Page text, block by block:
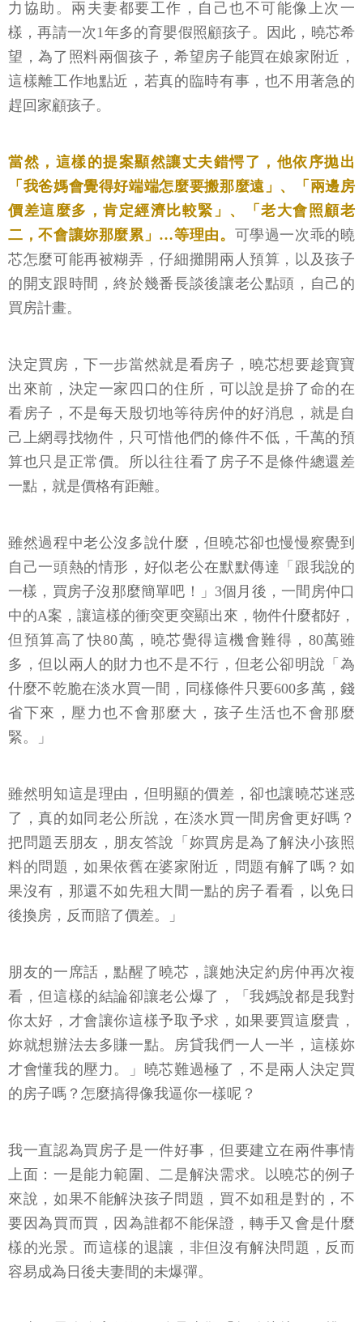
力協助。兩夫妻都要工作，自己也不可能像上次一
樣，再請一次1年多的育嬰假照顧孩子。因此，曉芯希
望，為了照料兩個孩子，希望房子能買在娘家附近，
這樣離工作地點近，若真的臨時有事，也不用著急的
趕回家顧孩子。
當然，這樣的提案顯然讓丈夫錯愕了，他依序拋出
「我爸媽會覺得好端端怎麼要搬那麼遠」、「兩邊房
價差這麼多，肯定經濟比較緊」、「老大會照顧老
二，不會讓妳那麼累」…等理由。 可學過一次乖的曉
芯怎麼可能再被糊弄，仔細攤開兩人預算，以及孩子
的開支跟時間，終於幾番長談後讓老公點頭，自己的
買房計畫。
決定買房，下一步當然就是看房子，曉芯想要趁寶寶
出來前，決定一家四口的住所，可以說是拚了命的在
看房子，不是每天殷切地等待房仲的好消息，就是自
己上網尋找物件，只可惜他們的條件不低，千萬的預
算也只是正常價。所以往往看了房子不是條件總還差
一點，就是價格有距離。
雖然過程中老公沒多說什麼，但曉芯卻也慢慢察覺到
自己一頭熱的情形，好似老公在默默傳達「跟我說的
一樣，買房子沒那麼簡單吧！」3個月後，一間房仲口
中的A案，讓這樣的衝突更突顯出來，物件什麼都好，
但預算高了快80萬，曉芯覺得這機會難得，80萬雖
多，但以兩人的財力也不是不行，但老公卻明說「為
什麼不乾脆在淡水買一間，同樣條件只要600多萬，錢
省下來，壓力也不會那麼大，孩子生活也不會那麼
緊。」
雖然明知這是理由，但明顯的價差，卻也讓曉芯迷惑
了，真的如同老公所說，在淡水買一間房會更好嗎？
把問題丟朋友，朋友答說「妳買房是為了解決小孩照
料的問題，如果依舊在婆家附近，問題有解了嗎？如
果沒有，那還不如先租大間一點的房子看看，以免日
後換房，反而賠了價差。」
朋友的一席話，點醒了曉芯，讓她決定約房仲再次複
看，但這樣的結論卻讓老公爆了，「我媽說都是我對
你太好，才會讓你這樣予取予求，如果要買這麼貴，
妳就想辦法去多賺一點。房貸我們一人一半，這樣妳
才會懂我的壓力。」曉芯難過極了，不是兩人決定買
的房子嗎？怎麼搞得像我逼你一樣呢？
我一直認為買房子是一件好事，但要建立在兩件事情
上面：一是能力範圍、二是解決需求。以曉芯的例子
來說，如果不能解決孩子問題，買不如租是對的，不
要因為買而買，因為誰都不能保證，轉手又會是什麼
樣的光景。而這樣的退讓，非但沒有解決問題，反而
容易成為日後夫妻間的未爆彈。